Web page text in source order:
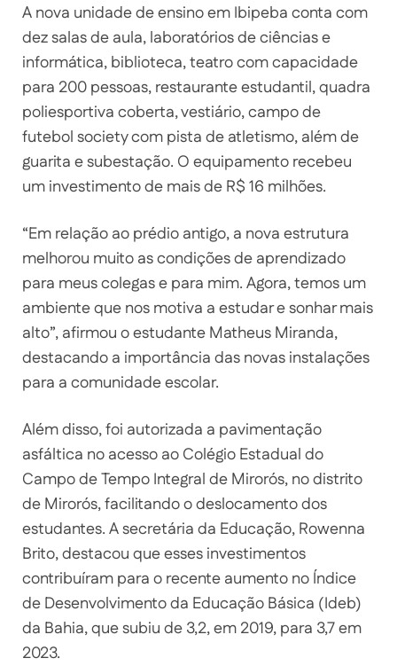
A nova unidade de ensino em Ibipeba conta com
dez salas de aula, laboratórios de ciências e
informática, biblioteca, teatro com capacidade
para 200 pessoas, restaurante estudantil, quadra
poliesportiva coberta, vestiário, campo de
futebol society com pista de atletismo, além de
guarita e subestação. O equipamento recebeu
um investimento de mais de R$ 16 milhões.
“Em relação ao prédio antigo, a nova estrutura
melhorou muito as condições de aprendizado
para meus colegas e para mim. Agora, temos um
ambiente que nos motiva a estudar e sonhar mais
alto”, afirmou o estudante Matheus Miranda,
destacando a importância das novas instalações
para a comunidade escolar.
Além disso, foi autorizada a pavimentação
asfáltica no acesso ao Colégio Estadual do
Campo de Tempo Integral de Mirorós, no distrito
de Mirorós, facilitando o deslocamento dos
estudantes. A secretária da Educação, Rowenna
Brito, destacou que esses investimentos
contribuíram para o recente aumento no Índice
de Desenvolvimento da Educação Básica (Ideb)
da Bahia, que subiu de 3,2, em 2019, para 3,7 em
2023.